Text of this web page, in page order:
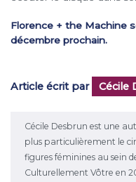
Florence + the Machine
décembre prochain.
Article écrit par Cécile
Cécile Desbrun est une
plus particulièrement le
figures féminines au sein
Culturellement Vôtre en